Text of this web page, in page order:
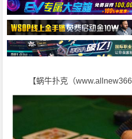
【蜗牛扑克（